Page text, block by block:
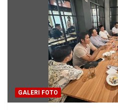
GALERI FOTO